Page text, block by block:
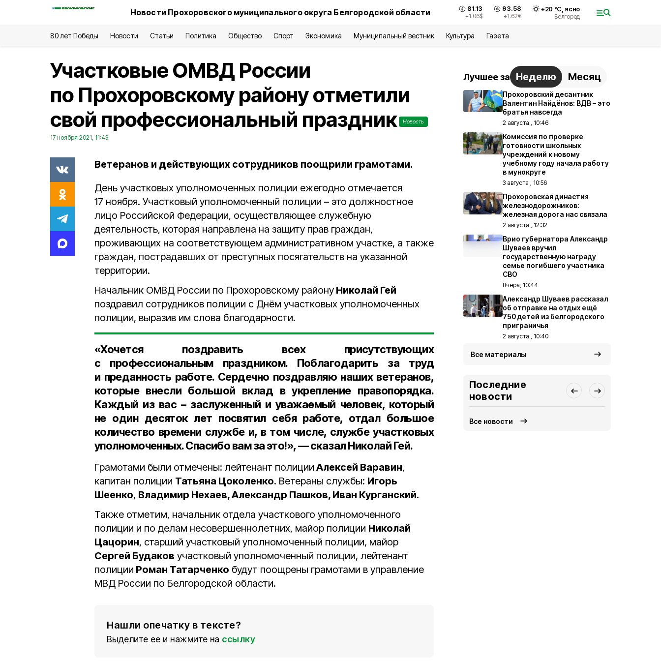
Новости Прохоровского муниципального округа Белгородской области 81.13
+1.06$
93.58
+1.62€
+20 °С, ясно
Белгород
80 лет Победы Новости Статьи Политика Общество Спорт Экономика Муниципальный вестник Культура Газета
Участковые ОМВД России
по Прохоровскому району отметили
свой профессиональный праздник
Новость
17 ноября 2021, 11:43
Ветеранов и действующих сотрудников поощрили грамотами.
День участковых уполномоченных полиции ежегодно отмечается
17 ноября. Участковый уполномоченный полиции – это должностное
лицо Российской Федерации, осуществляющее служебную
деятельность, которая направлена на защиту прав граждан,
проживающих на соответствующем административном участке, а также
граждан, пострадавших от преступных посягательств на указанной
территории.
Начальник ОМВД России по Прохоровскому району Николай Гей
поздравил сотрудников полиции с Днём участковых уполномоченных
полиции, выразив им слова благодарности.
«Хочется поздравить всех присутствующих
с профессиональным праздником. Поблагодарить за труд
и преданность работе. Сердечно поздравляю наших ветеранов,
которые внесли большой вклад в укрепление правопорядка.
Каждый из вас – заслуженный и уважаемый человек, который
не один десяток лет посвятил себя работе, отдал большое
количество времени службе и, в том числе, службе участковых
уполномоченных. Спасибо вам за это!», — сказал Николай Гей.
Грамотами были отмечены: лейтенант полиции Алексей Варавин,
капитан полиции Татьяна Цоколенко. Ветераны службы: Игорь
Шеенко, Владимир Нехаев, Александр Пашков, Иван Курганский.
Также отметим, начальник отдела участкового уполномоченного
полиции и по делам несовершеннолетних, майор полиции Николай
Цацорин, старший участковый уполномоченный полиции, майор
Сергей Будаков участковый уполномоченный полиции, лейтенант
полиции Роман Татарченко будут поощрены грамотами в управление
МВД России по Белгородской области.
Нашли опечатку в тексте?
Выделите ее и нажмите на ссылку
Лучшее за Неделю Месяц
Прохоровский десантник
Валентин Найдёнов: ВДВ – это
братья навсегда
2 августа , 10:46
Комиссия по проверке
готовности школьных
учреждений к новому
учебному году начала работу
в мунокруге
3 августа , 10:56
Прохоровская династия
железнодорожников:
железная дорога нас связала
2 августа , 12:32
Врио губернатора Александр
Шуваев вручил
государственную награду
семье погибшего участника
СВО
Вчера, 10:44
Александр Шуваев рассказал
об отправке на отдых ещё
750 детей из белгородского
приграничья
2 августа , 10:40
Все материалы
Последние
новости
Все новости